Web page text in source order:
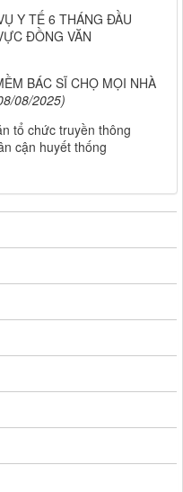
Y TẾ 6 THÁNG ĐẦU
ĐỒNG VĂN
BÁC SĨ CHỌ MỌI NHÀ
08/2025)
tổ chức truyền thông
cận huyết thống